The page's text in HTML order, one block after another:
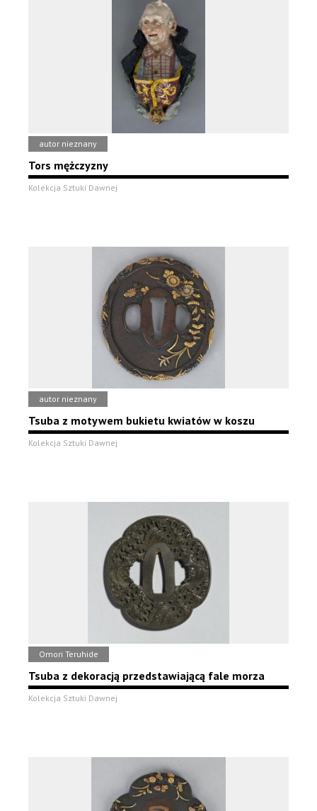
autor nieznany
Tors mężczyzny
Kolekcja Sztuki Dawnej
autor nieznany
Tsuba z motywem bukietu kwiatów w koszu
Kolekcja Sztuki Dawnej
Omori Teruhide
Tsuba z dekoracją przedstawiającą fale morza
Kolekcja Sztuki Dawnej